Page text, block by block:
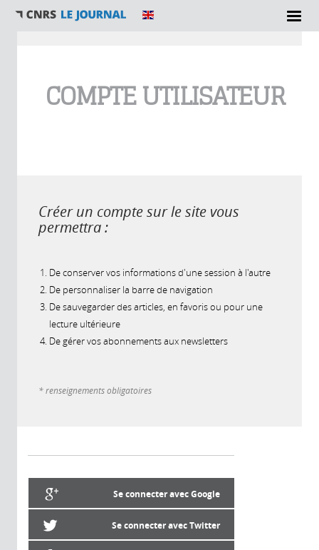
COMPTE UTILISATEUR
Créer un compte sur le site vous
permettra :
De conserver vos informations d'une session à l'autre
De personnaliser la barre de navigation
De sauvegarder des articles, en favoris ou pour une
lecture ultérieure
De gérer vos abonnements aux newsletters
* renseignements obligatoires
Se connecter avec Google
Se connecter avec Twitter